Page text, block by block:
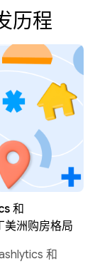
历程
和
洲购房格局
和